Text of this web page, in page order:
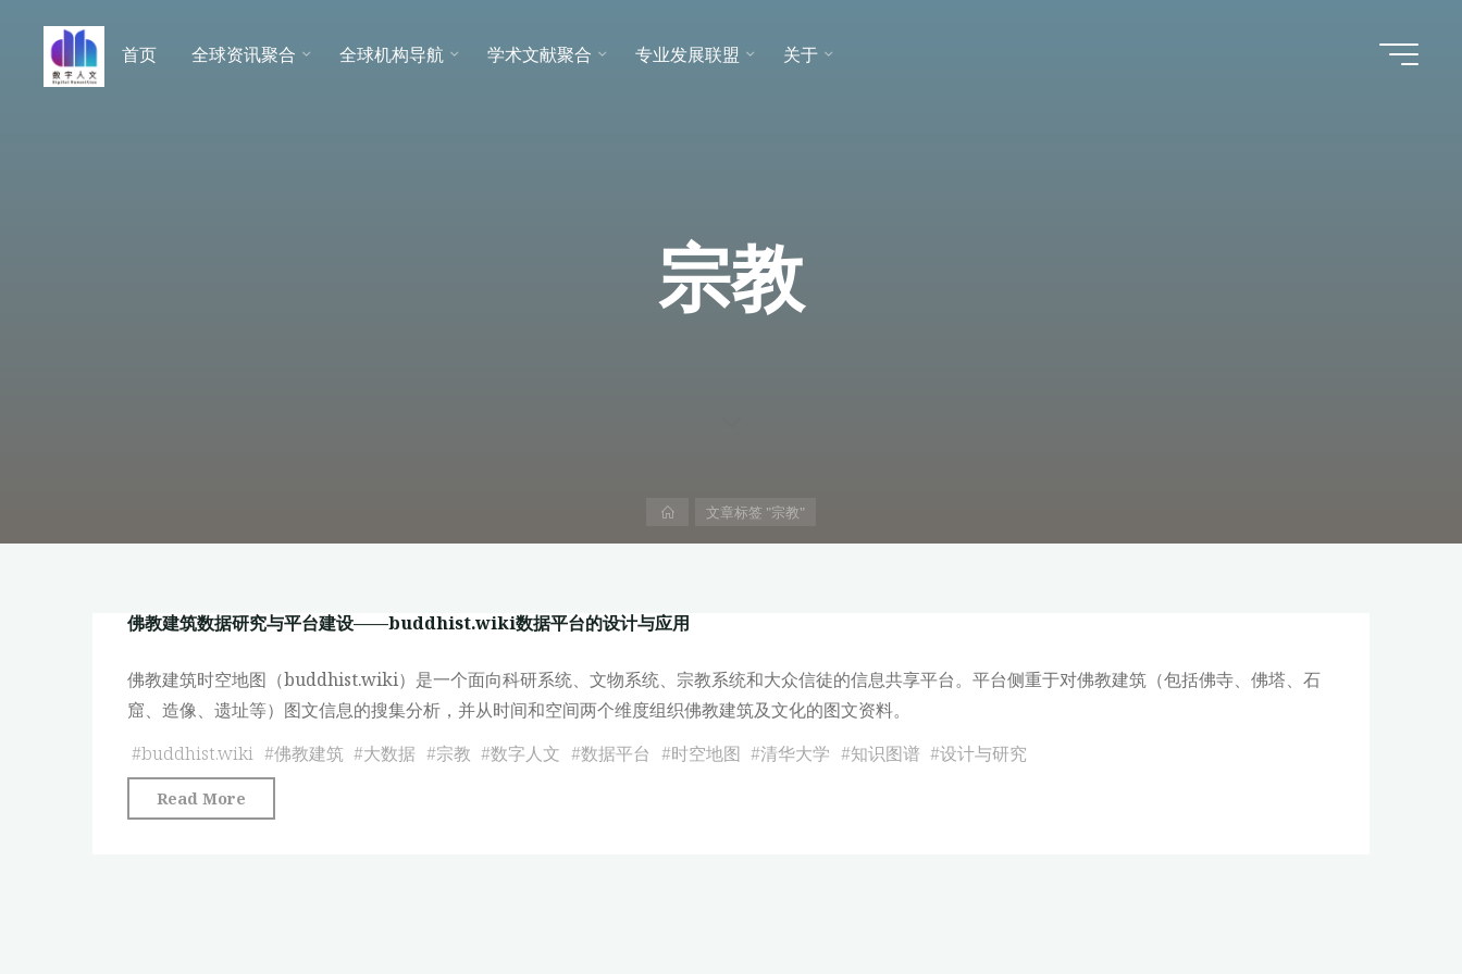
数字人
首页 全球资讯聚合 全球机构导航 学术文献聚合 专业发展联盟 关于
宗教
文章标签 "宗教"
佛教建筑数据研究与平台建设——buddhist.wiki数据平台的设计与应用
佛教建筑时空地图（buddhist.wiki）是一个面向科研系统、文物系统、宗教系统和大众信徒的信息共享平台。平台侧重于对佛教建筑（包括佛寺、佛塔、石
窟、造像、遗址等）图文信息的搜集分析，并从时间和空间两个维度组织佛教建筑及文化的图文资料。
#buddhist.wiki #佛教建筑 #大数据 #宗教 #数字人文 #数据平台 #时空地图 #清华大学 #知识图谱 #设计与研究
Read More
教